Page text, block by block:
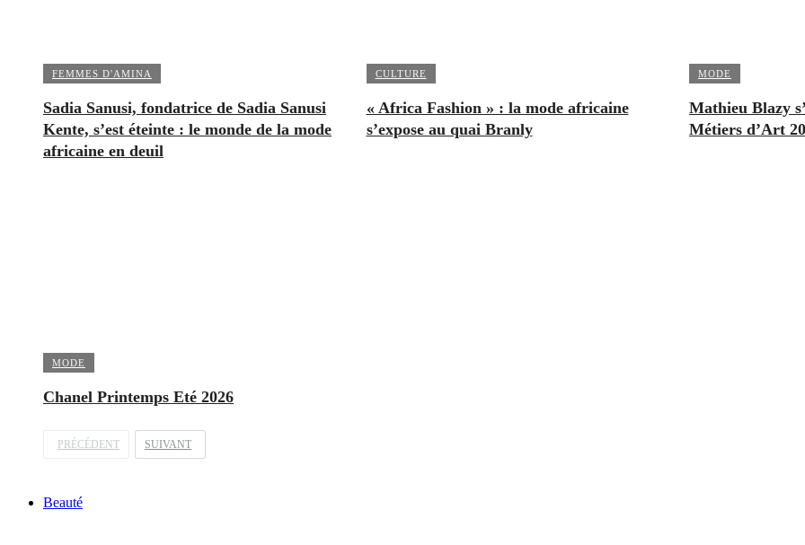
FEMMES D'AMINA
Sadia Sanusi, fondatrice de Sadia Sanusi
Kente, s’est éteinte : le monde de la mode
africaine en deuil
CULTURE
« Africa Fashion » : la mode africaine
s’expose au quai Branly
MODE
Mathieu Blazy
Métiers d’Art
MODE
Chanel Printemps Eté 2026
PRÉCÉDENT SUIVANT
Beauté